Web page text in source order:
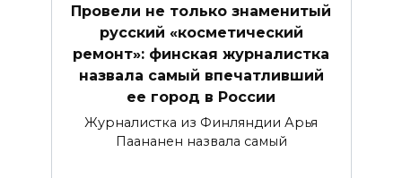
Провели не только знаменитый
русский «косметический
ремонт»: финская журналистка
назвала самый впечатливший
ее город в России
Журналистка из Финляндии Арья
Паананен назвала самый